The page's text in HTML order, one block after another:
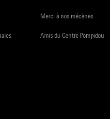
Merci à nos mécènes
Amis du Centre Pompidou